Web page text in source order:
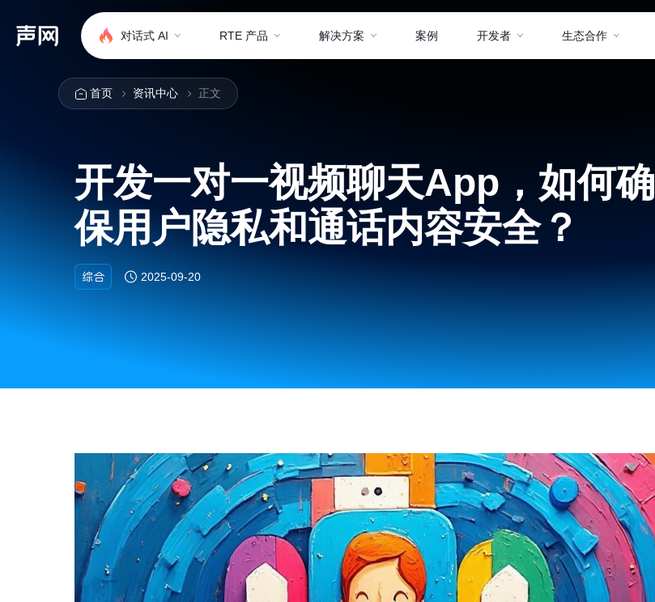
对话式 AI RTE 产品 解决方案 案例 开发者 生态合作
首页 资讯中心 正文
开发一对一视频聊天App，如何确
保用户隐私和通话内容安全？
综合 2025-09-20